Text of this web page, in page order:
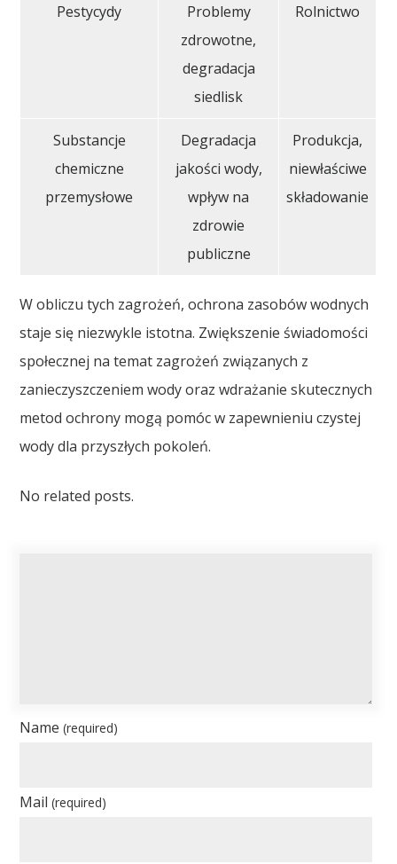
Pestycydy
Problemy
zdrowotne,
degradacja
siedlisk
Rolnictwo
Substancje
chemiczne
przemysłowe
Degradacja
jakości wody,
wpływ na
zdrowie
publiczne
Produkcja,
niewłaściwe
składowanie
W obliczu tych zagrożeń, ochrona zasobów wodnych
staje się niezwykle istotna. Zwiększenie świadomości
społecznej na temat zagrożeń związanych z
zanieczyszczeniem wody oraz wdrażanie skutecznych
metod ochrony mogą pomóc w zapewnieniu czystej
wody dla przyszłych pokoleń.
No related posts.
Name(required)
Mail(required)